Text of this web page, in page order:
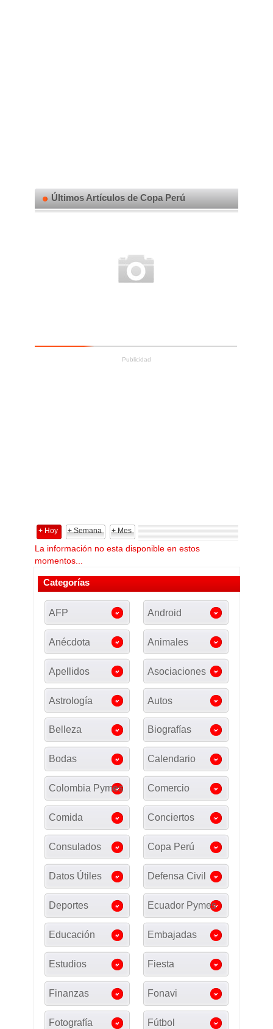
Últimos Artículos de Copa Perú
Publicidad
+ Hoy + Semana + Mes
La información no esta disponible en estos
momentos...
Categorías
AFP Android
Anécdota Animales
Apellidos Asociaciones
Astrología Autos
Belleza Biografías
Bodas Calendario
Colombia Pymes Comercio
Comida Conciertos
Consulados Copa Perú
Datos Útiles Defensa Civil
Deportes Ecuador Pymes
Educación Embajadas
Estudios Fiesta
Finanzas Fonavi
Fotografía Fútbol